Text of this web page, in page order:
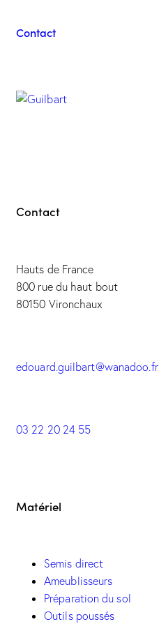
Contact
Contact
Hauts de France
800 rue du haut bout
80150 Vironchaux
edouard.guilbart@wanadoo.fr
03 22 20 24 55
Matériel
Semis direct
Ameublisseurs
Préparation du sol
Outils poussés